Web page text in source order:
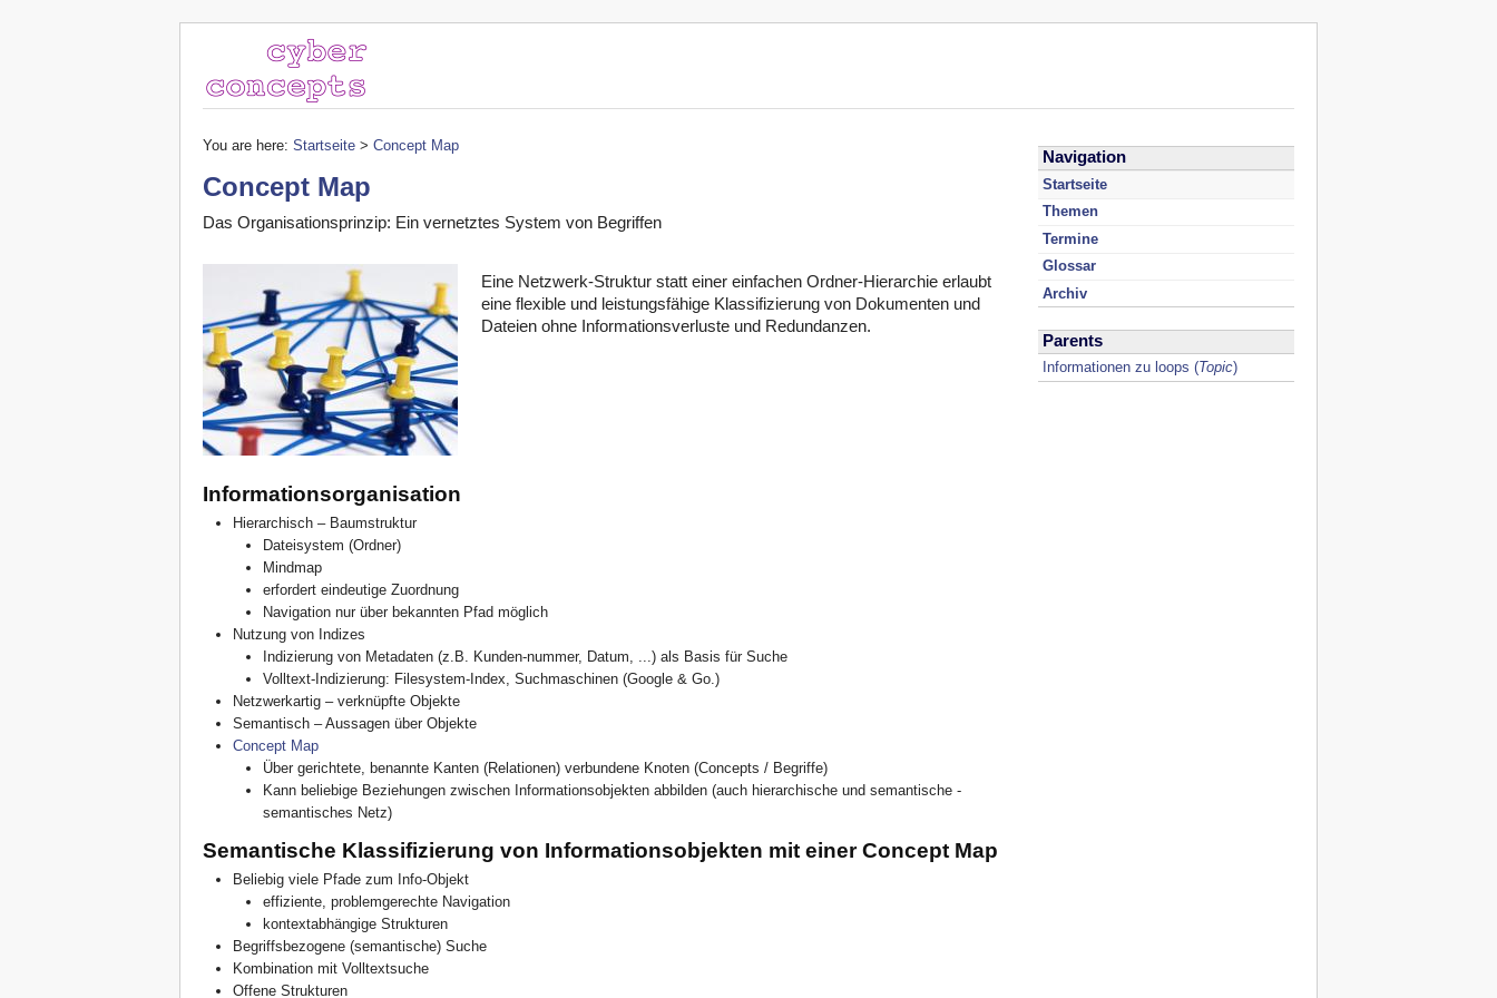
You are here: Startseite > Concept Map
Concept Map
Das Organisationsprinzip: Ein vernetztes System von Begriffen
Eine Netzwerk-Struktur statt einer einfachen Ordner-Hierarchie erlaubt
eine flexible und leistungsfähige Klassifizierung von Dokumenten und
Dateien ohne Informationsverluste und Redundanzen.
Informationsorganisation
Hierarchisch – Baumstruktur
Dateisystem (Ordner)
Mindmap
erfordert eindeutige Zuordnung
Navigation nur über bekannten Pfad möglich
Nutzung von Indizes
Indizierung von Metadaten (z.B. Kunden-nummer, Datum, ...) als Basis für Suche
Volltext-Indizierung: Filesystem-Index, Suchmaschinen (Google & Go.)
Netzwerkartig – verknüpfte Objekte
Semantisch – Aussagen über Objekte
Concept Map
Über gerichtete, benannte Kanten (Relationen) verbundene Knoten (Concepts / Begriffe)
Kann beliebige Beziehungen zwischen Informationsobjekten abbilden (auch hierarchische und semantische -
semantisches Netz)
Semantische Klassifizierung von Informationsobjekten mit einer Concept Map
Beliebig viele Pfade zum Info-Objekt
effiziente, problemgerechte Navigation
kontextabhängige Strukturen
Begriffsbezogene (semantische) Suche
Kombination mit Volltextsuche
Offene Strukturen
Navigation
Startseite
Themen
Termine
Glossar
Archiv
Parents
Informationen zu loops (Topic)